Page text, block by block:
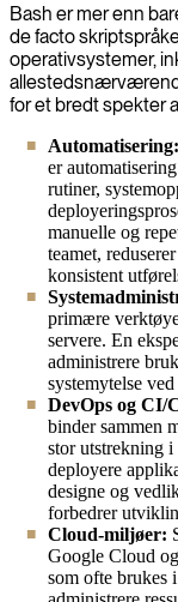
Bash er mer enn
de facto
operativsystemer,
for et bredt spekter
Automatisering:
er
rutiner,
manuelle og
teamet,
konsistent
primære
servere. En
administrere
systemytelse
DevOps og CI/
binder sammen
stor utstrekning
deployere
designe og
forbedrer
Cloud-miljøer:
Google Cloud
som ofte brukes